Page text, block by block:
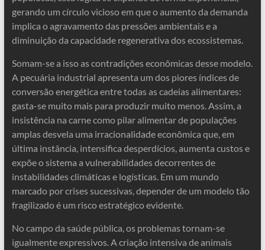
gerando um círculo vicioso em que o aumento da demanda
implica o agravamento das pressões ambientais e a
diminuição da capacidade regenerativa dos ecossistemas.
Somam-se a isso as contradições econômicas desse modelo.
A pecuária industrial apresenta um dos piores índices de
conversão energética entre todas as cadeias alimentares:
gasta-se muito mais para produzir muito menos. Assim, a
insistência na carne como pilar alimentar de populações
amplas desvela uma irracionalidade econômica que, em
última instância, intensifica desperdícios, aumenta custos e
expõe o sistema a vulnerabilidades decorrentes de
instabilidades climáticas e logísticas. Em um mundo
marcado por crises sucessivas, depender de um modelo tão
fragilizado é um risco estratégico evidente.
No campo da saúde pública, os problemas tornam-se
igualmente expressivos. A criação intensiva de animais